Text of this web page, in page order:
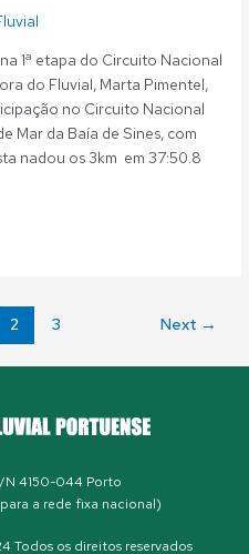
1ª etapa do Circuito Nacional
do Fluvial, Marta Pimentel,
no Circuito Nacional
Mar da Baía de Sines, com
nadou os 3km em 37:50.8
2 3 Next →
N 4150-044 Porto
a rede fixa nacional)
Todos os direitos reservados